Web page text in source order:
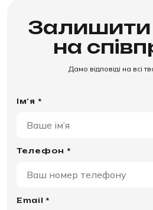
Залишити
на
Дамо відповіді на всі
Ім’я *
Телефон *
Email *